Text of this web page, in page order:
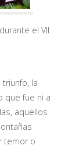
el VII
la
que fue ni a
aquellos
temor o